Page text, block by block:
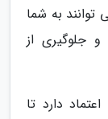
به شما
جلوگیری از
دارد تا